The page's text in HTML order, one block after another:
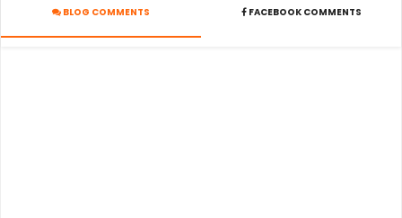
BLOG COMMENTS FACEBOOK COMMENTS